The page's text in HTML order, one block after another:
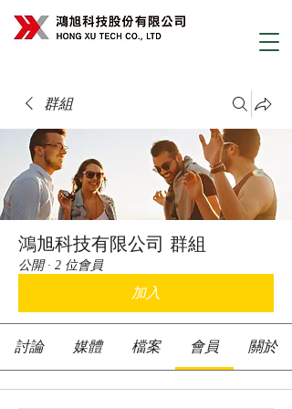
群組
鴻旭科技有限公司 群組
公開 · 2 位會員
加入
討論 媒體 檔案 會員 關於